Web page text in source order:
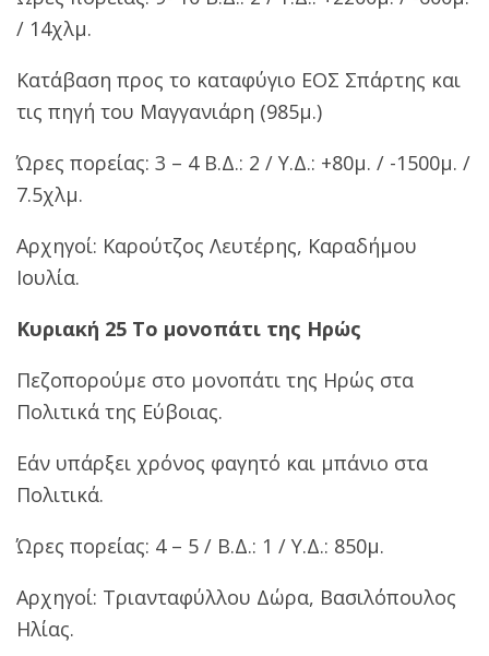
/ 14χλμ.
Κατάβαση προς το καταφύγιο ΕΟΣ Σπάρτης και
τις πηγή του Μαγγανιάρη (985μ.)
Ώρες πορείας: 3 – 4 Β.Δ.: 2 / Υ.Δ.: +80μ. / -1500μ. /
7.5χλμ.
Αρχηγοί: Καρούτζος Λευτέρης, Καραδήμου
Ιουλία.
Κυριακή 25 Το μονοπάτι της Ηρώς
Πεζοπορούμε στο μονοπάτι της Ηρώς στα
Πολιτικά της Εύβοιας.
Εάν υπάρξει χρόνος φαγητό και μπάνιο στα
Πολιτικά.
Ώρες πορείας: 4 – 5 / Β.Δ.: 1 / Υ.Δ.: 850μ.
Αρχηγοί: Τριανταφύλλου Δώρα, Βασιλόπουλος
Ηλίας.